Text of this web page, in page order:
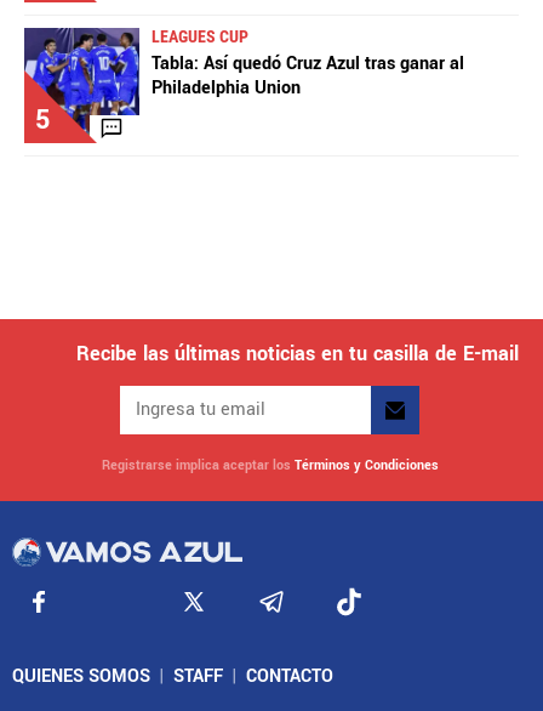
5
LEAGUES CUP
Tabla: Así quedó Cruz Azul tras ganar al
Philadelphia Union
Recibe las últimas noticias en tu casilla de E-mail
Registrarse implica aceptar los Términos y Condiciones
QUIENES SOMOS | STAFF | CONTACTO